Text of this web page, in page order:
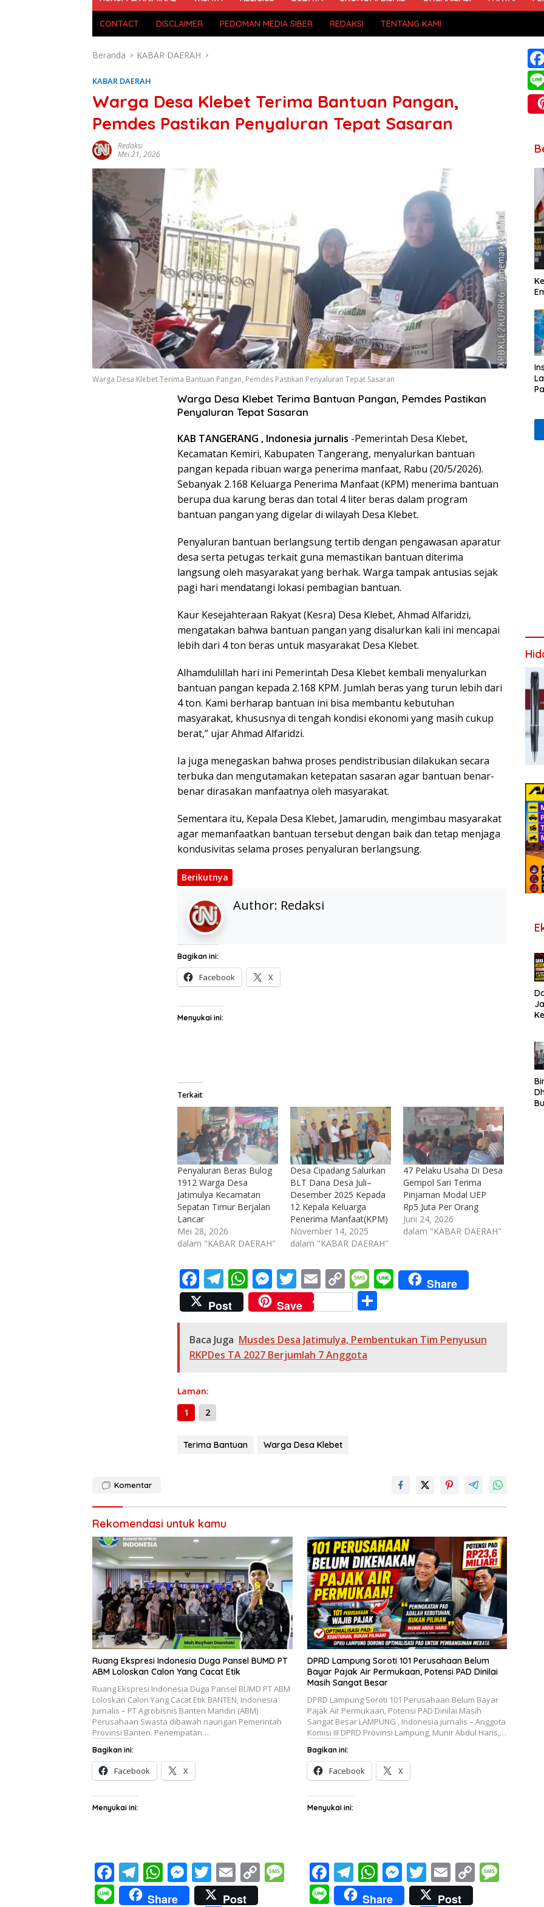
CONTACT DISCLAIMER PEDOMAN MEDIA SIBER REDAKSI TENTANG KAMI
Beranda KABAR DAERAH
KABAR DAERAH
Warga Desa Klebet Terima Bantuan Pangan,
Pemdes Pastikan Penyaluran Tepat Sasaran
Redaksi
Mei 21, 2026
Warga Desa Klebet Terima Bantuan Pangan, Pemdes Pastikan Penyaluran Tepat Sasaran
Warga Desa Klebet Terima Bantuan Pangan, Pemdes Pastikan
Penyaluran Tepat Sasaran
KAB TANGERANG , Indonesia jurnalis -Pemerintah Desa Klebet,
Kecamatan Kemiri, Kabupaten Tangerang, menyalurkan bantuan
pangan kepada ribuan warga penerima manfaat, Rabu (20/5/2026).
Sebanyak 2.168 Keluarga Penerima Manfaat (KPM) menerima bantuan
berupa dua karung beras dan total 4 liter beras dalam program
bantuan pangan yang digelar di wilayah Desa Klebet.
Penyaluran bantuan berlangsung tertib dengan pengawasan aparatur
desa serta petugas terkait guna memastikan bantuan diterima
langsung oleh masyarakat yang berhak. Warga tampak antusias sejak
pagi hari mendatangi lokasi pembagian bantuan.
Kaur Kesejahteraan Rakyat (Kesra) Desa Klebet, Ahmad Alfaridzi,
mengatakan bahwa bantuan pangan yang disalurkan kali ini mencapai
lebih dari 4 ton beras untuk masyarakat Desa Klebet.
Alhamdulillah hari ini Pemerintah Desa Klebet kembali menyalurkan
bantuan pangan kepada 2.168 KPM. Jumlah beras yang turun lebih dari
4 ton. Kami berharap bantuan ini bisa membantu kebutuhan
masyarakat, khususnya di tengah kondisi ekonomi yang masih cukup
berat,” ujar Ahmad Alfaridzi.
Ia juga menegaskan bahwa proses pendistribusian dilakukan secara
terbuka dan mengutamakan ketepatan sasaran agar bantuan benar-
benar dirasakan manfaatnya oleh masyarakat.
Sementara itu, Kepala Desa Klebet, Jamarudin, mengimbau masyarakat
agar memanfaatkan bantuan tersebut dengan baik dan tetap menjaga
kondusivitas selama proses penyaluran berlangsung.
Berikutnya
Author: Redaksi
Bagikan ini:
Facebook X
Menyukai ini:
Terkait
Penyaluran Beras Bulog
1912 Warga Desa
Jatimulya Kecamatan
Sepatan Timur Berjalan
Lancar
Mei 28, 2026
dalam "KABAR DAERAH"
Desa Cipadang Salurkan
BLT Dana Desa Juli–
Desember 2025 Kepada
12 Kepala Keluarga
Penerima Manfaat(KPM)
November 14, 2025
dalam "KABAR DAERAH"
47 Pelaku Usaha Di Desa
Gempol Sari Terima
Pinjaman Modal UEP
Rp5 Juta Per Orang
Juni 24, 2026
dalam "KABAR DAERAH"
F
ac
e
b
o
k
T
el
e
gr
a
W
h
at
s
A
M
e
ss
e
n
T
w
itt
er
E
m
ai
l
C
o
p
y
Li
M
e
ss
a
Li
n
Share
Post
Save
ar
Baca Juga Musdes Desa Jatimulya, Pembentukan Tim Penyusun
RKPDes TA 2027 Berjumlah 7 Anggota
Laman:
1
2
Terima Bantuan Warga Desa Klebet
Komentar
Rekomendasi untuk kamu
Ruang Ekspresi Indonesia Duga Pansel BUMD PT
ABM Loloskan Calon Yang Cacat Etik
Ruang Ekspresi Indonesia Duga Pansel BUMD PT ABM
Loloskan Calon Yang Cacat Etik BANTEN, Indonesia
Jurnalis – PT Agrobisnis Banten Mandiri (ABM)
Perusahaan Swasta dibawah naungan Pemerintah
Provinsi Banten. Penempatan…
Bagikan ini:
Facebook X
Menyukai ini:
F
ac
T
el
W
h
M
e
T
w
E
m
C
Li Share Post
DPRD Lampung Soroti 101 Perusahaan Belum
Bayar Pajak Air Permukaan, Potensi PAD Dinilai
Masih Sangat Besar
DPRD Lampung Soroti 101 Perusahaan Belum Bayar
Pajak Air Permukaan, Potensi PAD Dinilai Masih
Sangat Besar LAMPUNG , Indonesia jurnalis – Anggota
Komisi III DPRD Provinsi Lampung, Munir Abdul Haris,…
Bagikan ini:
Facebook X
Menyukai ini:
F
ac
T
el
W
h
M
e
T
w
E
m
C M
Li Share Post